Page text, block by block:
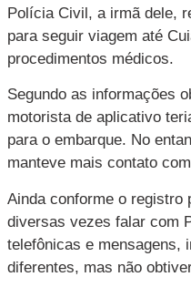
Polícia Civil, a irmã dele,
para seguir viagem até
procedimentos médicos.
Segundo as informações
motorista de aplicativo
para o embarque. No
manteve mais contato
Ainda conforme o registro
diversas vezes falar com
telefônicas e mensagens,
diferentes, mas não